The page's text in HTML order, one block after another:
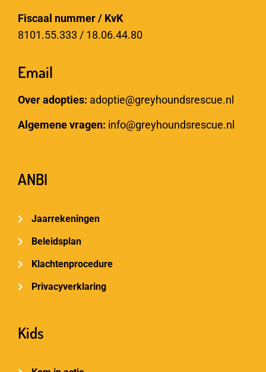
Fiscaal nummer / KvK
8101.55.333 / 18.06.44.80
Email
Over adopties: adoptie@greyhoundsrescue.nl
Algemene vragen: info@greyhoundsrescue.nl
ANBI
Jaarrekeningen
Beleidsplan
Klachtenprocedure
Privacyverklaring
Kids